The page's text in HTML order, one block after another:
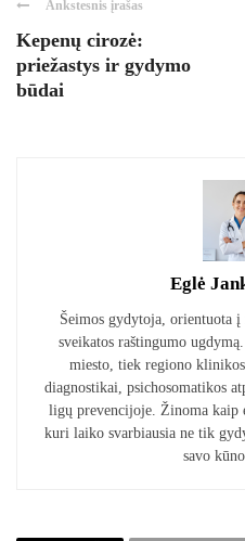
Ankstesnis įrašas
Kepenų cirozė:
priežastys ir gydymo
būdai
Eglė
Šeimos gydytoja, orientuota
sveikatos raštingumo
miesto, tiek regiono
diagnostikai, psichosomatikos
ligų prevencijoje. Žinoma kaip
kuri laiko svarbiausia ne tik
savo